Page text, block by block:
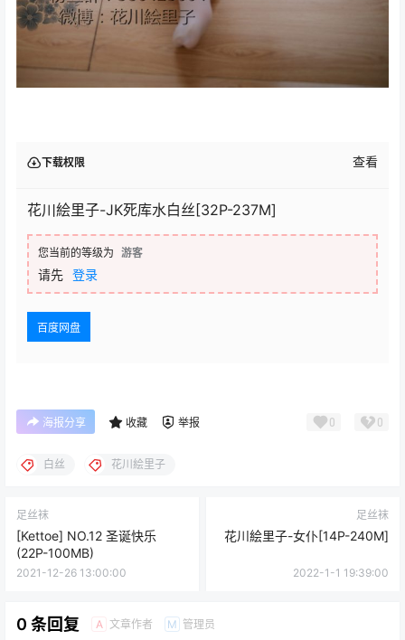
下载权限 查看
花川絵里子-JK死库水白丝[32P-237M]
您当前的等级为 游客
请先 登录
百度网盘
海报分享 收藏 举报 0 0
白丝 花川絵里子
足丝袜
[Kettoe] NO.12 圣诞快乐
(22P-100MB)
2021-12-26 13:00:00
足丝袜
花川絵里子-女仆[14P-240M]
2022-1-1 19:39:00
0 条回复 A 文章作者 M 管理员